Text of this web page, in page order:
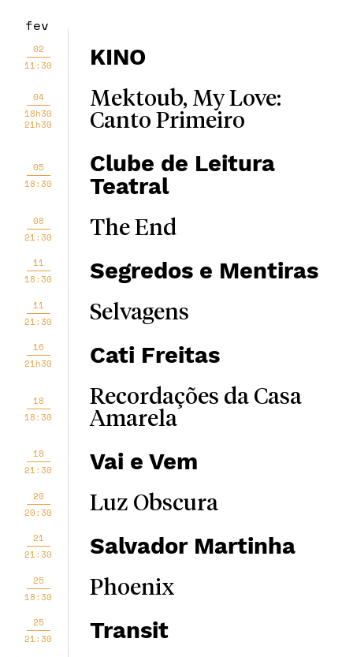
fev
02
11:30
KINO
04
18h30
21h30
Mektoub, My Love:
Canto Primeiro
05
18:30
Clube de Leitura
Teatral
08
21:30
The End
11
18:30
Segredos e Mentiras
11
21:30
Selvagens
16
21h30
Cati Freitas
18
18:30
Recordações da Casa
Amarela
18
21:30
Vai e Vem
20
20:30
Luz Obscura
21
21:30
Salvador Martinha
25
18:30
Phoenix
25
21:30
Transit